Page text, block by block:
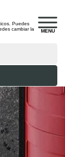
MENU
Puedes
cambiar la